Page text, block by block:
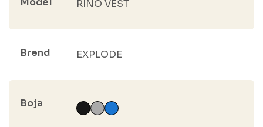
RINO VEST
Brend EXPLODE
Boja